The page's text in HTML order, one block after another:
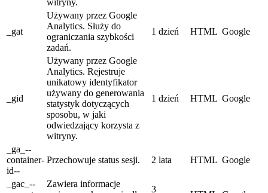
witryny.
_gat
Używany przez Google
Analytics. Służy do
ograniczania szybkości
zadań.
1 dzień HTML Google
_gid
Używany przez Google
Analytics. Rejestruje
unikatowy identyfikator
używany do generowania
statystyk dotyczących
sposobu, w jaki
odwiedzający korzysta z
witryny.
1 dzień HTML Google
_ga_--
container-
id--
Przechowuje status sesji. 2 lata HTML Google
_gac_--
Zawiera informacje
3